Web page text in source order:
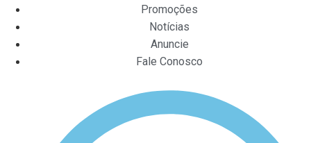
Promoções
Notícias
Anuncie
Fale Conosco